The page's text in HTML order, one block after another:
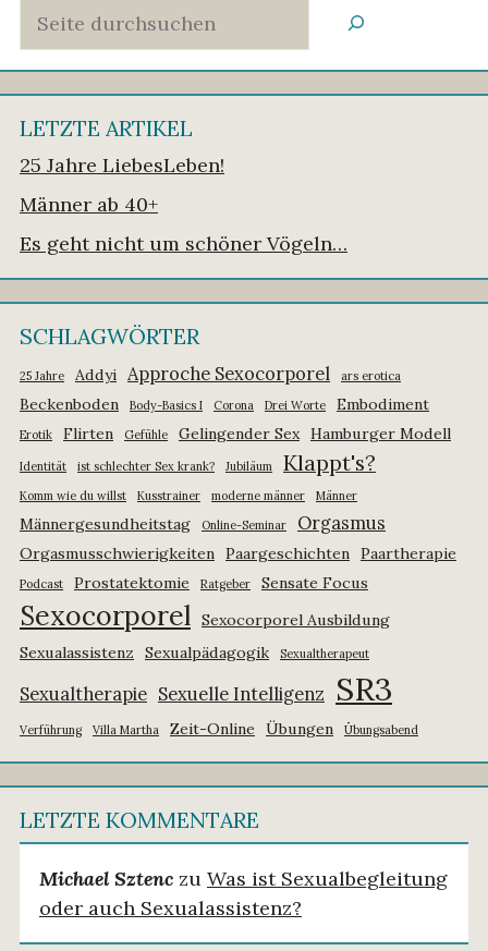
LETZTE ARTIKEL
25 Jahre LiebesLeben!
Männer ab 40+
Es geht nicht um schöner Vögeln…
SCHLAGWÖRTER
25 Jahre Addyi Approche Sexocorporel ars erotica
Beckenboden Body-Basics I Corona Drei Worte Embodiment
Erotik Flirten Gefühle Gelingender Sex Hamburger Modell
Identität ist schlechter Sex krank? Jubiläum Klappt's?
Komm wie du willst Kusstrainer moderne männer Männer
Männergesundheitstag Online-Seminar Orgasmus
Orgasmusschwierigkeiten Paargeschichten Paartherapie
Podcast Prostatektomie Ratgeber Sensate Focus
Sexocorporel Sexocorporel Ausbildung
Sexualassistenz
Sexualpädagogik Sexualtherapeut
Sexualtherapie Sexuelle Intelligenz SR3
Verführung Villa Martha Zeit-Online Übungen Übungsabend
LETZTE KOMMENTARE
Michael Sztenc zu Was ist Sexualbegleitung
oder auch Sexualassistenz?